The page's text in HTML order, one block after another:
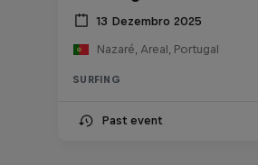
13 Dezembro 2025
Nazaré, Areal, Portugal
SURFING
Past event